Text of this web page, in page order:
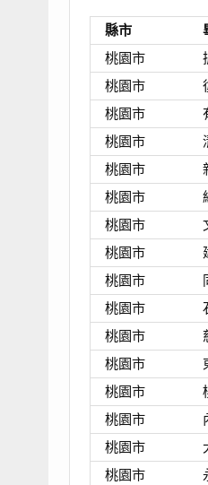
縣市
桃園市
桃園市
桃園市
桃園市
桃園市
桃園市
桃園市
桃園市
桃園市
桃園市
桃園市
桃園市
桃園市
桃園市
桃園市
桃園市